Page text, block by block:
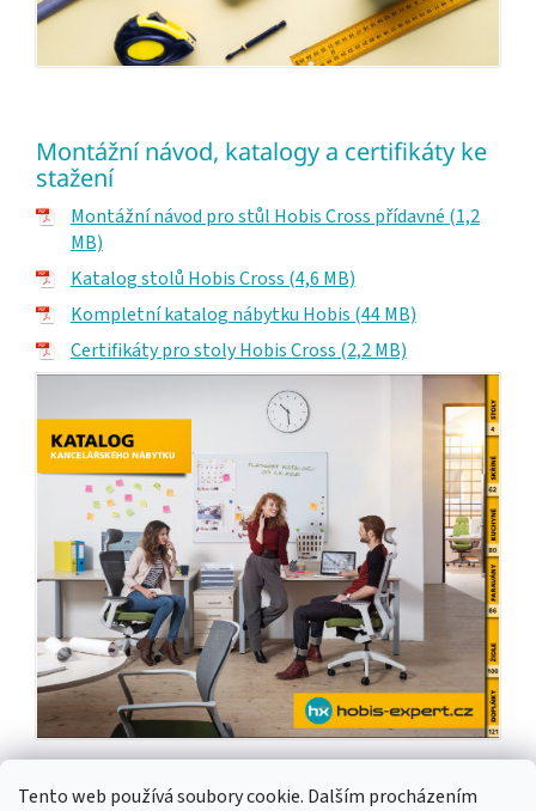
Tento web používá soubory cookie. Dalším procházením
Montážní návod, katalogy a certifikáty ke
stažení
Montážní návod pro stůl Hobis Cross přídavné (1,2
MB)
Katalog stolů Hobis Cross (4,6 MB)
Kompletní katalog nábytku Hobis (44 MB)
Certifikáty pro stoly Hobis Cross (2,2 MB)